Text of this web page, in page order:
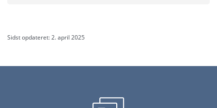
Sidst opdateret: 2. april 2025